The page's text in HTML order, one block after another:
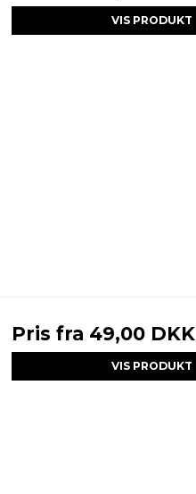
VIS PRODUKT
Pris fra 49,00 DKK
VIS PRODUKT